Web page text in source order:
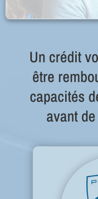
Un crédit
être
capacités
avant